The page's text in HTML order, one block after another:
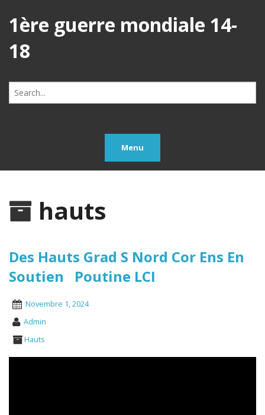
1ère guerre mondiale 14-
18
Search
for:
Menu
hauts
Des Hauts Grad S Nord Cor Ens En
Soutien Poutine LCI
Novembre 1, 2024
Admin
Hauts